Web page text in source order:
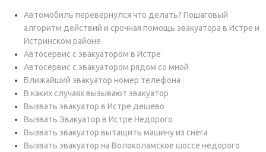
Автомобиль перевернулся что делать? Пошаговый
алгоритм действий и срочная помощь эвакуатора в Истре и
Истринском районе
Автосервис с эвакуатором в Истре
Автосервис с эвакуатором рядом со мной
Ближайший эвакуатор номер телефона
В каких случаях вызывают эвакуатор
Вызвать эвакуатор в Истре дешево
Вызвать Эвакуатор в Истре Недорого
Вызвать эвакуатор вытащить машину из снега
Вызвать эвакуатор на Волоколамское шоссе недорого